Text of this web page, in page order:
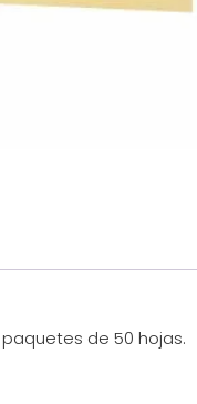
de 50 hojas.